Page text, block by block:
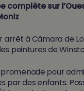
complète sur
arrêt à Câmara de
peintures de
pour
par des enfants.